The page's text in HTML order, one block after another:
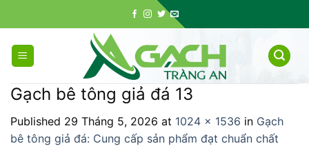
to
content
Gạch bê tông giả đá 13
Published 29 Tháng 5, 2026 at 1024 × 1536 in Gạch
bê tông giả đá: Cung cấp sản phẩm đạt chuẩn chất